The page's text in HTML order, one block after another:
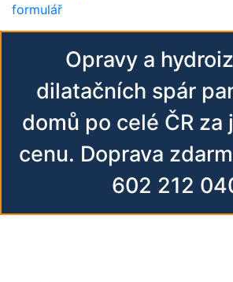
formulář
Opravy a
dilatačních spár
domů po celé ČR za
cenu. Doprava
602 212